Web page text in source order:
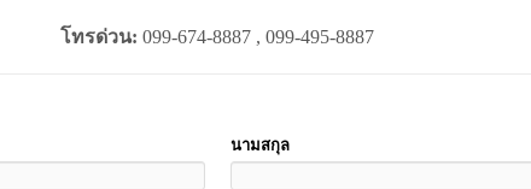
โทรด่วน: 099-674-8887 , 099-495-8887
นามสกุล